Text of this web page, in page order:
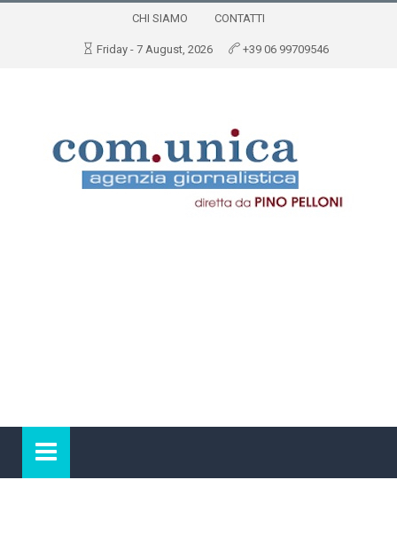
CHI SIAMO CONTATTI
Friday - 7 August, 2026 +39 06 99709546